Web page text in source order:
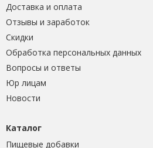
Доставка и оплата
Отзывы и заработок
Скидки
Обработка персональных данных
Вопросы и ответы
Юр лицам
Новости
Каталог
Пищевые добавки